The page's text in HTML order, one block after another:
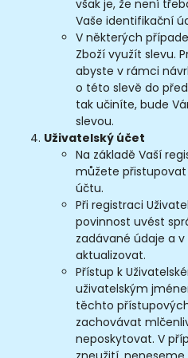
však je, že není
Vaše identifikační
V některých
Zboží využít slevu.
abyste v rámci
o této slevě do
tak učiníte, bude
slevou.
Uživatelský účet
Na základě Vaší
můžete přistupovat
účtu.
Při registraci
povinnost uvést
zadávané údaje a
aktualizovat.
Přístup k
uživatelským
těchto
zachovávat
neposkytovat. V